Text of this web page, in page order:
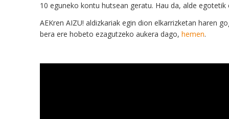
10 eguneko kontu hutsean geratu. Hau da, alde egotetik
AEKren AIZU! aldizkariak egin dion elkarrizketan haren
bera ere hobeto ezagutzeko aukera dago, hemen.